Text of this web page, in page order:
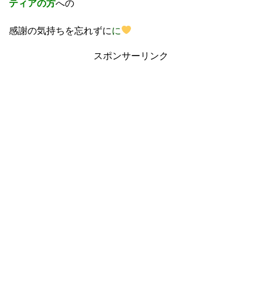
ティアの方への
感謝の気持ちを忘れずにに
スポンサーリンク